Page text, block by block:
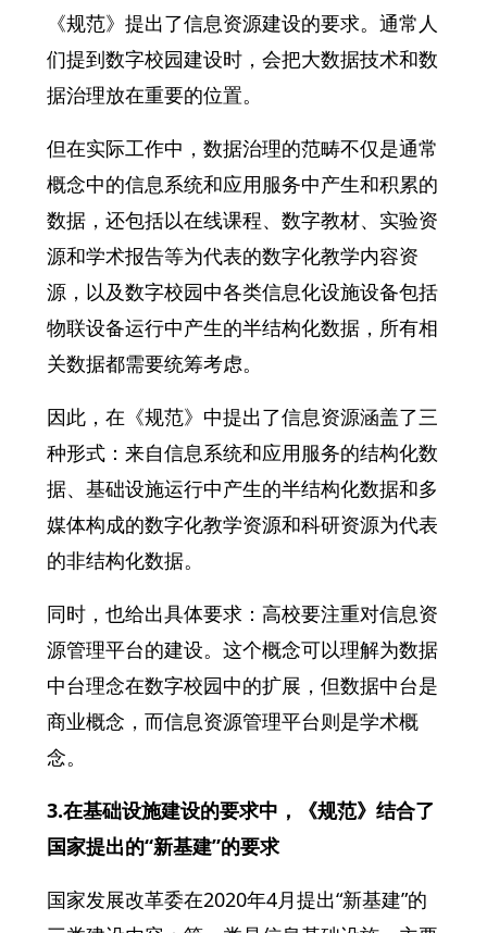
《规范》提出了信息资源建设的要求。通常人
们提到数字校园建设时，会把大数据技术和数
据治理放在重要的位置。
但在实际工作中，数据治理的范畴不仅是通常
概念中的信息系统和应用服务中产生和积累的
数据，还包括以在线课程、数字教材、实验资
源和学术报告等为代表的数字化教学内容资
源，以及数字校园中各类信息化设施设备包括
物联设备运行中产生的半结构化数据，所有相
关数据都需要统筹考虑。
因此，在《规范》中提出了信息资源涵盖了三
种形式：来自信息系统和应用服务的结构化数
据、基础设施运行中产生的半结构化数据和多
媒体构成的数字化教学资源和科研资源为代表
的非结构化数据。
同时，也给出具体要求：高校要注重对信息资
源管理平台的建设。这个概念可以理解为数据
中台理念在数字校园中的扩展，但数据中台是
商业概念，而信息资源管理平台则是学术概
念。
3.在基础设施建设的要求中，《规范》结合了
国家提出的“新基建”的要求
国家发展改革委在2020年4月提出“新基建”的